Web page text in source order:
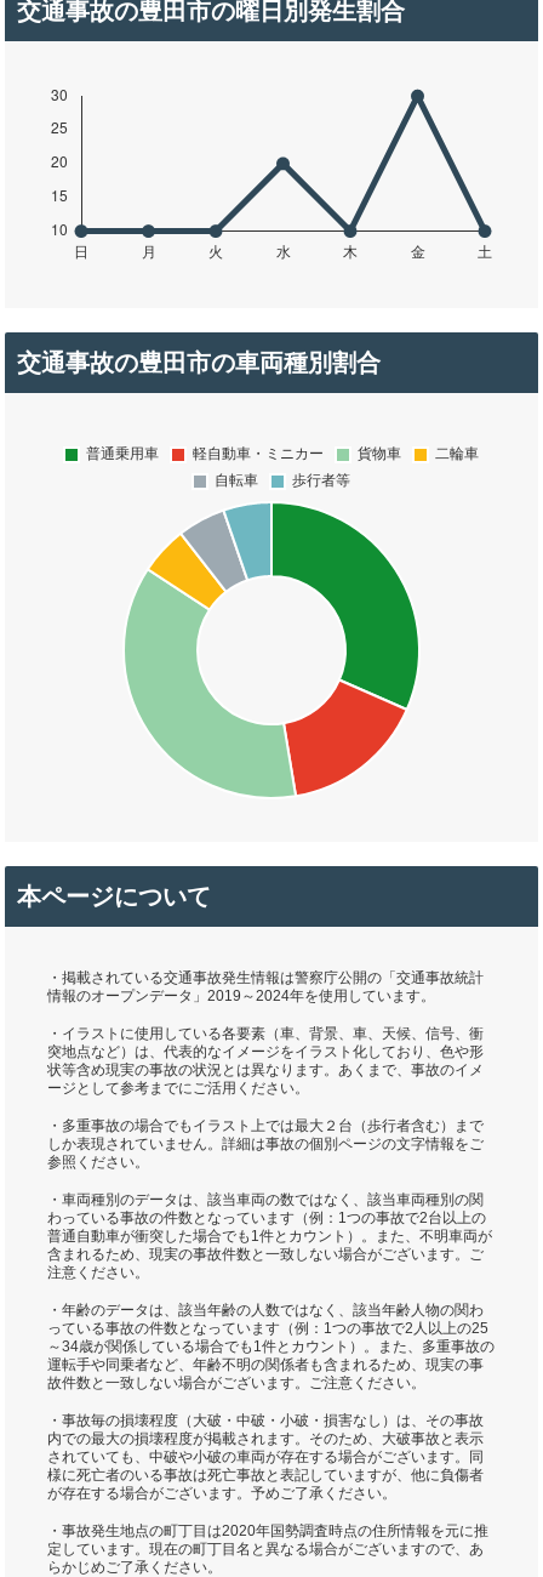
交通事故の豊田市の曜日別発生割合
交通事故の豊田市の車両種別割合
本ページについて
・掲載されている交通事故発生情報は警察庁公開の「交通事故統計
情報のオープンデータ」2019～2024年を使用しています。
・イラストに使用している各要素（車、背景、車、天候、信号、衝
突地点など）は、代表的なイメージをイラスト化しており、色や形
状等含め現実の事故の状況とは異なります。あくまで、事故のイメ
ージとして参考までにご活用ください。
・多重事故の場合でもイラスト上では最大２台（歩行者含む）まで
しか表現されていません。詳細は事故の個別ページの文字情報をご
参照ください。
・車両種別のデータは、該当車両の数ではなく、該当車両種別の関
わっている事故の件数となっています（例：1つの事故で2台以上の
普通自動車が衝突した場合でも1件とカウント）。また、不明車両が
含まれるため、現実の事故件数と一致しない場合がございます。ご
注意ください。
・年齢のデータは、該当年齢の人数ではなく、該当年齢人物の関わ
っている事故の件数となっています（例：1つの事故で2人以上の25
～34歳が関係している場合でも1件とカウント）。また、多重事故の
運転手や同乗者など、年齢不明の関係者も含まれるため、現実の事
故件数と一致しない場合がございます。ご注意ください。
・事故毎の損壊程度（大破・中破・小破・損害なし）は、その事故
内での最大の損壊程度が掲載されます。そのため、大破事故と表示
されていても、中破や小破の車両が存在する場合がございます。同
様に死亡者のいる事故は死亡事故と表記していますが、他に負傷者
が存在する場合がございます。予めご了承ください。
・事故発生地点の町丁目は2020年国勢調査時点の住所情報を元に推
定しています。現在の町丁目名と異なる場合がございますので、あ
らかじめご了承ください。